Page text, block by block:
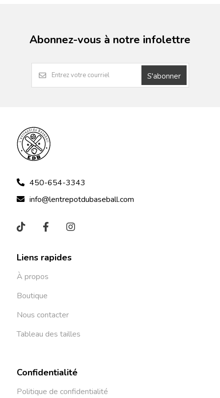
Abonnez-vous à notre infolettre
S'abonner
450-654-3343
info@lentrepotdubaseball.com
Liens rapides
À propos
Boutique
Nous contacter
Tableau des tailles
Confidentialité
Politique de confidentialité